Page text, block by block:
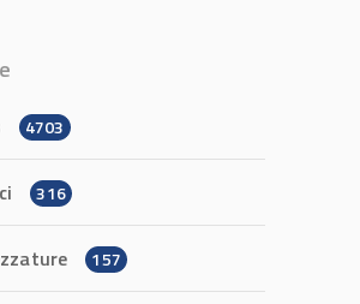
4703
316
157